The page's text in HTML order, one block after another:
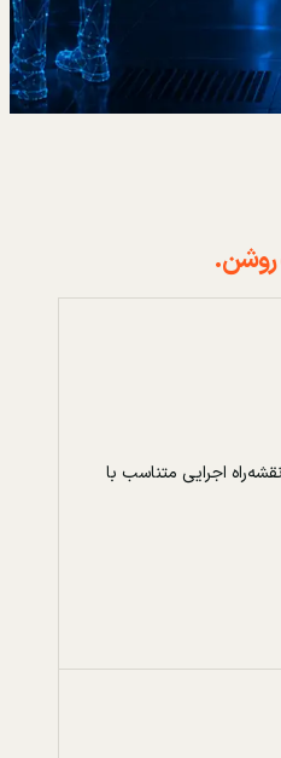
روشن.
اجرایی متناسب با